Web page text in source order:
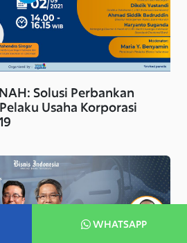
WHATSAPP
Solusi Perbankan
Usaha Korporasi